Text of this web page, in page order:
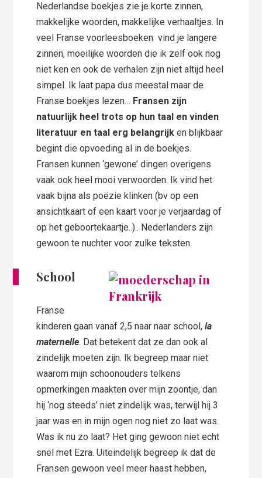
Nederlandse boekjes zie je korte zinnen,
makkelijke woorden, makkelijke verhaaltjes. In
veel Franse voorleesboeken vind je langere
zinnen, moeilijke woorden die ik zelf ook nog
niet ken en ook de verhalen zijn niet altijd heel
simpel. Ik laat papa dus meestal maar de
Franse boekjes lezen… Fransen zijn
natuurlijk heel trots op hun taal en vinden
literatuur en taal erg belangrijk en blijkbaar
begint die opvoeding al in de boekjes.
Fransen kunnen ‘gewone’ dingen overigens
vaak ook heel mooi verwoorden. Ik vind het
vaak bijna als poëzie klinken (bv op een
ansichtkaart of een kaart voor je verjaardag of
op het geboortekaartje..).. Nederlanders zijn
gewoon te nuchter voor zulke teksten.
School
Franse
kinderen gaan vanaf 2,5 naar naar school,la
maternelle. Dat betekent dat ze dan ook al
zindelijk moeten zijn. Ik begreep maar niet
waarom mijn schoonouders telkens
opmerkingen maakten over mijn zoontje, dan
hij ‘nog steeds’ niet zindelijk was, terwijl hij 3
jaar was en in mijn ogen nog niet zo laat was.
Was ik nu zo laat? Het ging gewoon niet echt
snel met Ezra. Uiteindelijk begreep ik dat de
Fransen gewoon veel meer haast hebben,